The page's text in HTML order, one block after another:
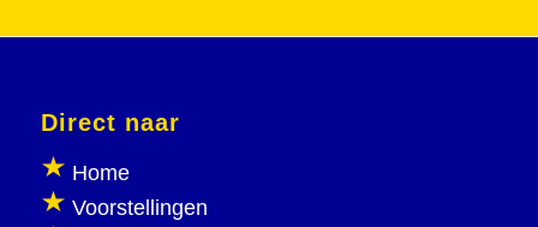
Direct naar
Home
Voorstellingen